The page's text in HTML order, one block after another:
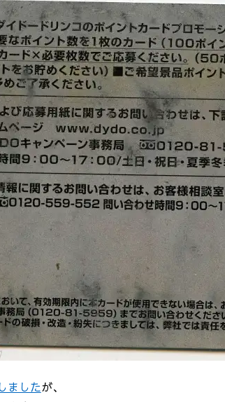
ましたが、